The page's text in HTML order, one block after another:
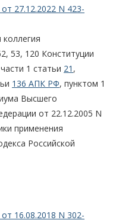
27.12.2022 N 423-
53, 120 Конституции
1 статьи 21 ,
136 АПК РФ, пунктом 1
Высшего
от 22.12.2005 N
применения
Российской
16.08.2018 N 302-